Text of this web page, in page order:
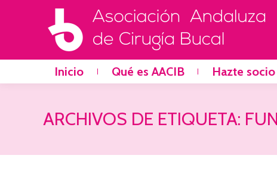
Inicio Qué es AACIB Hazte socio
ARCHIVOS DE ETIQUETA: